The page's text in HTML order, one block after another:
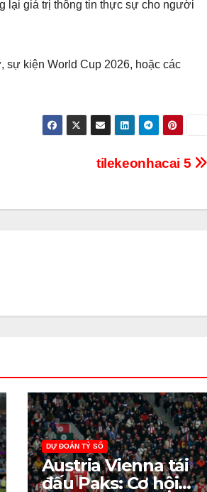
lại giá trị thông tin thực sự cho người
sự kiện World Cup 2026, hoặc các
tilekeonhacai 5
DỰ ĐOÁN TỶ SỐ
Austria Vienna tái
đấu Paks: Cơ hội